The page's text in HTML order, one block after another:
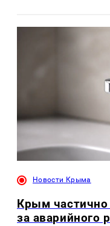
Новости Крыма
Крым частично
за аварийного